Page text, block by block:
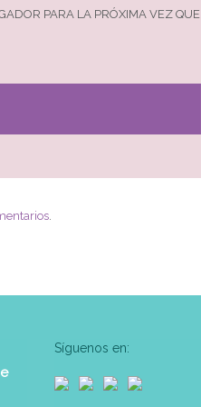
PARA LA PRÓXIMA VEZ QUE
.
Síguenos en: